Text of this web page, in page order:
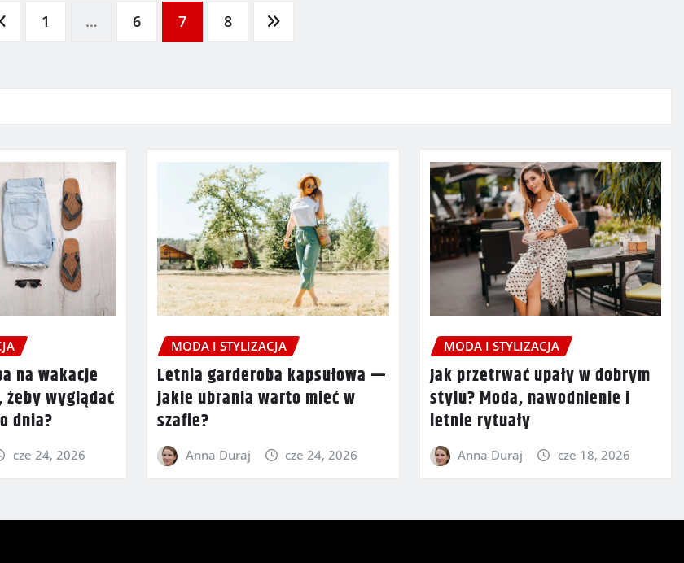
1 … 6 7 8
na wakacje
wyglądać
dnia?
cze 24, 2026
MODA I STYLIZACJA
Letnia garderoba kapsułowa —
jakie ubrania warto mieć w
szafie?
Anna Duraj cze 24, 2026
MODA I STYLIZACJA
Jak przetrwać upały w dobrym
stylu? Moda, nawodnienie i
letnie rytuały
Anna Duraj cze 18, 2026